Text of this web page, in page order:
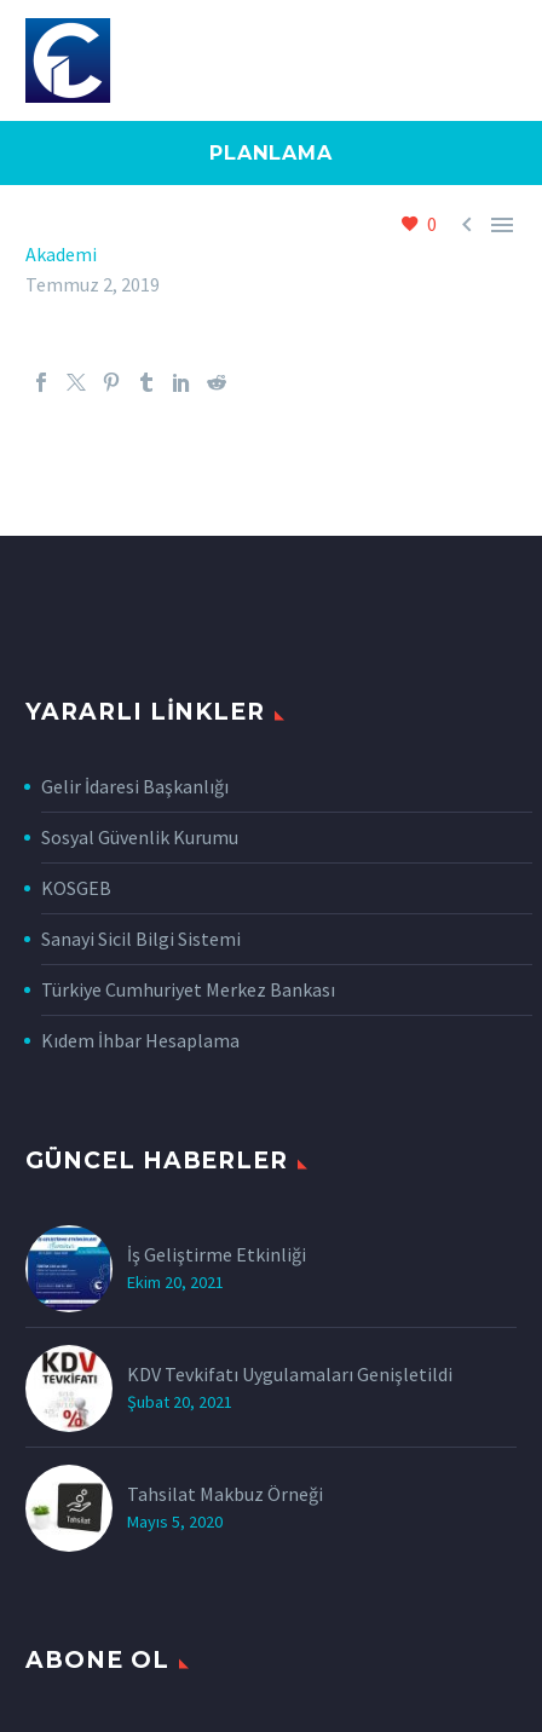
PLANLAMA
0  
Akademi
Temmuz 2, 2019
YARARLI LINKLER
Gelir İdaresi Başkanlığı
Sosyal Güvenlik Kurumu
KOSGEB
Sanayi Sicil Bilgi Sistemi
Türkiye Cumhuriyet Merkez Bankası
Kıdem İhbar Hesaplama
GÜNCEL HABERLER
İş Geliştirme Etkinliği
Ekim 20, 2021
KDV Tevkifatı Uygulamaları Genişletildi
Şubat 20, 2021
Tahsilat Makbuz Örneği
Mayıs 5, 2020
ABONE OL